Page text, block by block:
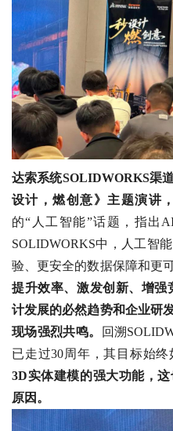
达索系统SOLIDWORKS渠
设计，燃创意》主题演讲，
的“人工智能”话题，指出
SOLIDWORKS中，人工智
验、更安全的数据保障和更
提升效率、激发创新、增强
计发展的必然趋势和企业研
现场强烈共鸣。
回溯
已走过30周年，其目标始终
3D实体建模的强大功能，
原因。